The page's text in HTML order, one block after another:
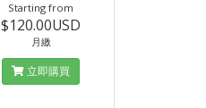
Starting from
$120.00USD
月繳
立即購買